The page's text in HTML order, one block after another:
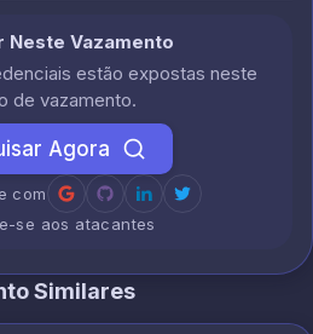
Neste Vazamento
estão expostas neste
de vazamento.
Agora
com
se aos atacantes
Similares